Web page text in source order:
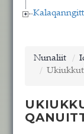
Nunaliit